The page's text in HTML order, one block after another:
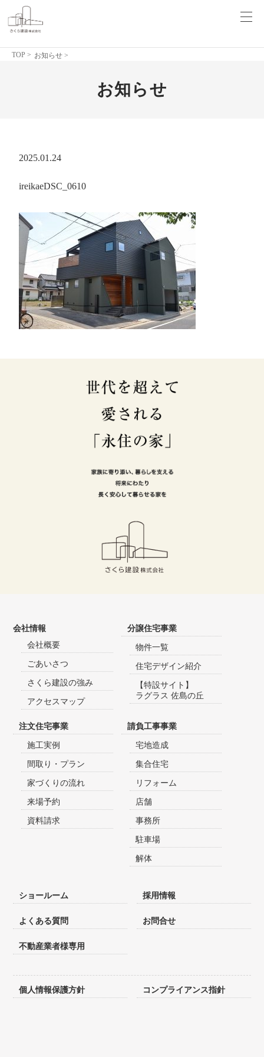
TOP > お知らせ >
お知らせ
2025.01.24
ireikaeDSC_0610
会社情報
会社概要
ごあいさつ
さくら建設の強み
アクセスマップ
分譲住宅事業
物件一覧
住宅デザイン紹介
【特設サイト】
ラグラス 佐島の丘
注文住宅事業
施工実例
間取り・プラン
家づくりの流れ
来場予約
資料請求
請負工事事業
宅地造成
集合住宅
リフォーム
店舗
事務所
駐車場
解体
ショールーム 採用情報
よくある質問 お問合せ
不動産業者様専用
個人情報保護方針 コンプライアンス指針